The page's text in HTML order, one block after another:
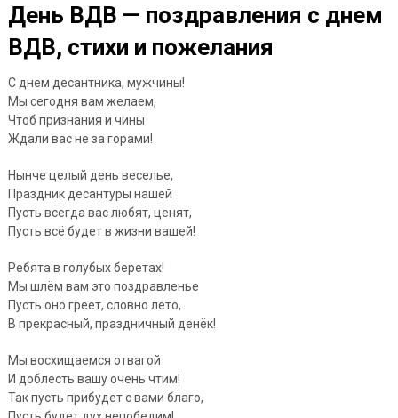
День ВДВ — поздравления с днем
ВДВ, стихи и пожелания
С днем десантника, мужчины!
Мы сегодня вам желаем,
Чтоб признания и чины
Ждали вас не за горами!
Нынче целый день веселье,
Праздник десантуры нашей
Пусть всегда вас любят, ценят,
Пусть всё будет в жизни вашей!
Ребята в голубых беретах!
Мы шлём вам это поздравленье
Пусть оно греет, словно лето,
В прекрасный, праздничный денёк!
Мы восхищаемся отвагой
И доблесть вашу очень чтим!
Так пусть прибудет с вами благо,